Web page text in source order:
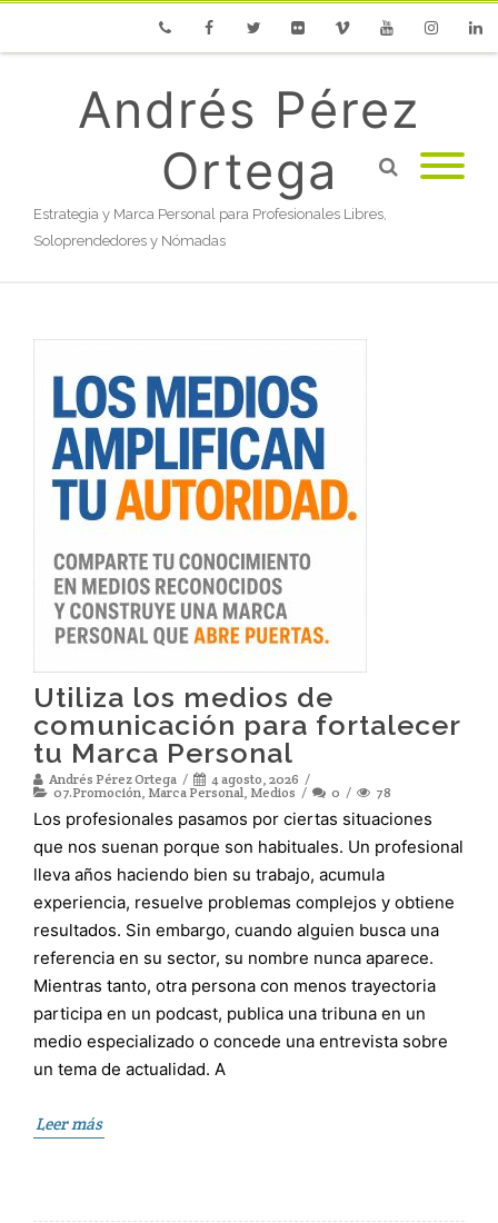
Andrés Pérez
Ortega
Estrategia y Marca Personal para Profesionales Libres,
Soloprendedores y Nómadas
Utiliza los medios de
comunicación para fortalecer
tu Marca Personal
Andrés Pérez Ortega
4 agosto, 2026
07.Promoción, Marca Personal, Medios 0 78
Los profesionales pasamos por ciertas situaciones
que nos suenan porque son habituales. Un profesional
lleva años haciendo bien su trabajo, acumula
experiencia, resuelve problemas complejos y obtiene
resultados. Sin embargo, cuando alguien busca una
referencia en su sector, su nombre nunca aparece.
Mientras tanto, otra persona con menos trayectoria
participa en un podcast, publica una tribuna en un
medio especializado o concede una entrevista sobre
un tema de actualidad. A
Leer más